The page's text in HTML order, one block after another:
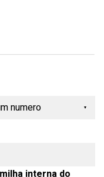
interna do
numero